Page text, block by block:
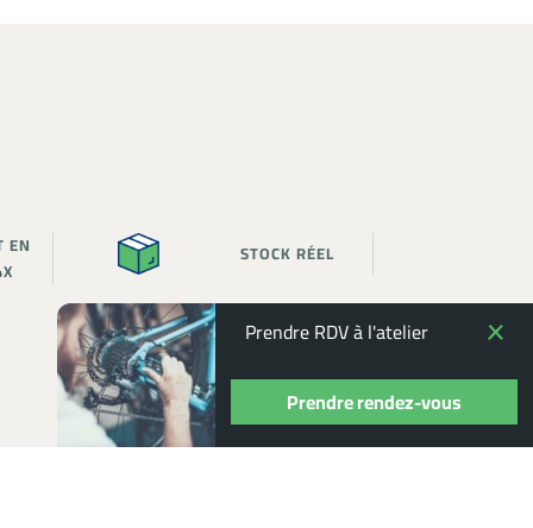
Prendre RDV à l'atelier
Prendre rendez-vous
EN
STOCK RÉEL